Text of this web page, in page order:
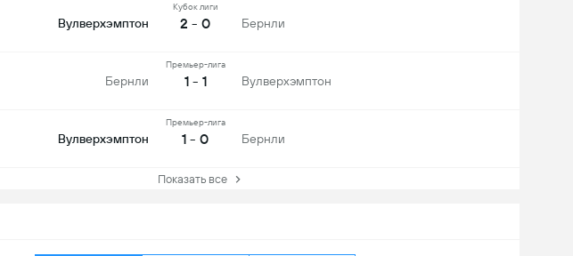
Вулверхэмптон
Кубок лиги
2 - 0 Бернли
Бернли
Премьер-лига
1 - 1 Вулверхэмптон
Вулверхэмптон
Премьер-лига
1 - 0 Бернли
Показать все